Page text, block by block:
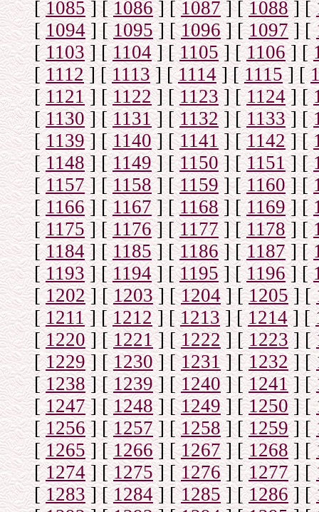
[1085] [1086] [1087] [1088] [
[ 1094] [1095] [1096] [1097] [
[1103] [1104] [1105] [1106] [
[1112] [1113] [1114] [1115] [
[1121] [1122] [1123] [1124] [
[1130] [1131] [1132] [1133] [
[1139] [1140] [1141] [1142] [
[1148] [1149] [1150] [1151] [
[1157] [1158] [1159] [1160] [
[1166] [1167] [1168] [1169] [
[1175] [1176] [1177] [1178] [
[1184] [1185] [1186] [1187] [
[1193] [1194] [1195] [1196] [
[1202] [1203] [1204] [1205] [
[1211] [1212] [1213] [1214] [
[1220] [1221] [1222] [1223] [
[1229] [1230] [1231] [1232] [
[1238] [1239] [1240] [1241] [
[1247] [1248] [1249] [1250] [
[1256] [1257] [1258] [1259] [
[1265] [1266] [1267] [1268] [
[1274] [1275] [1276] [1277] [
[1283] [1284] [1285] [1286] [